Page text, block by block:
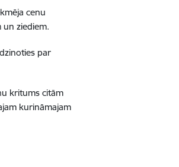
cenu
ziediem.
par
kritums citām
kurināmajam